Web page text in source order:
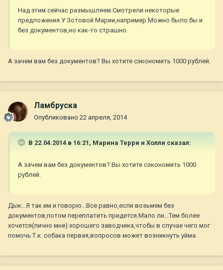
Над этим сейчас размышляем.Смотрели некоторые
предложения.У Зотовой Марии,например.Можно было бы и
без документов,но как-то страшно.
А зачем вам без документов? Вы хотите сэкономить 1000 рублей.
Ламбруска
Опубликовано 22 апреля, 2014
В 22.04.2014 в 16:21, Марина Терри и Холли сказал:
А зачем вам без документов? Вы хотите сэкономить 1000
рублей.
Дык...Я так им и говорю...Все равно,если возьмем без
документов,потом переплатить придется.Мало ли...Тем более
хочется(лично мне) хорошего заводчика,чтобы в случае чего мог
помочь.Т.к. собака первая,вопросов может возникнуть уйма.